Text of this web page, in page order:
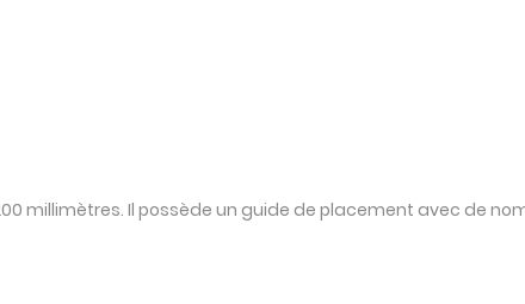
millimètres. Il possède un guide de placement avec de